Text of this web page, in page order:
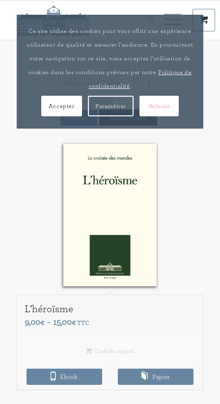
Réinitialiser
L’héroïsme
9,00€ – 15,00€Plage
9,00€
à
15,00€
TTC
Choix du support
Ebook Papier
Ce site utilise des cookies pour vous offrir une expérience
utilisateur de qualité et mesurer l’audience. En poursuivant
votre navigation sur ce site, vous acceptez l’utilisation de
cookies dans les conditions prévues par notrePolitique de
confidentialité
Accepter Paramétrer Refuser